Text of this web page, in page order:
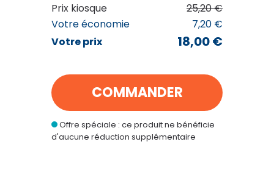
Prix kiosque
25,20 €
Votre économie
7,20 €
Votre prix
18,00 €
COMMANDER
Offre spéciale : ce produit ne bénéficie
d'aucune réduction supplémentaire
18€00
au lieu de25 €20
VOIR MON PANIER